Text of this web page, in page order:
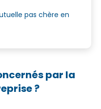
pas chère en
par la
?